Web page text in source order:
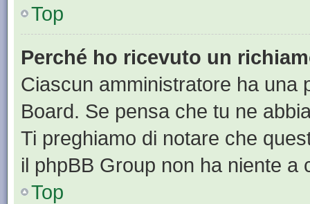
Top
Perché ho ricevuto un
Ciascun amministratore ha una
Board. Se pensa che tu ne
Ti preghiamo di notare che
il phpBB Group non ha niente a
Top